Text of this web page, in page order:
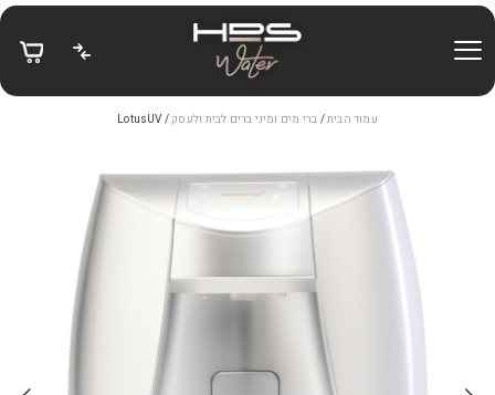
Skip to Content
עמוד הבית/ ברי מים ומיני ברים לבית ולעסק / LotusUV
בחזרה למעלה